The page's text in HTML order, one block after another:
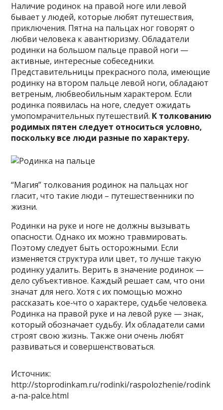
Наличие родинок на правой ноге или левой
бывает у людей, которые любят путешествия,
приключения. Пятна на пальцах ног говорят о
любви человека к авантюризму. Обладатели
родинки на большом пальце правой ноги —
активные, интересные собеседники.
Представительницы прекрасного пола, имеющие
родинку на втором пальце левой ноги, обладают
ветреным, любвеобильным характером. Если
родинка появилась на ноге, следует ожидать
умопомрачительных путешествий. К толкованию
родимых пятен следует относиться условно,
поскольку все люди разные по характеру.
“Магия” толкования родинок на пальцах ног
гласит, что такие люди – путешественники по
жизни.
Родинки на руке и ноге не должны вызывать
опасности. Однако их можно травмировать.
Поэтому следует быть осторожными. Если
изменяется структура или цвет, то лучше такую
родинку удалить. Верить в значение родинок —
дело субъективное. Каждый решает сам, что они
значат для него. Хотя с их помощью можно
рассказать кое-что о характере, судьбе человека.
Родинка на правой руке и на левой руке — знак,
который обозначает судьбу. Их обладатели сами
строят свою жизнь. Также они очень любят
развиваться и совершенствоваться.
Источник:
http://stoprodinkam.ru/rodinki/raspolozhenie/rodink
a-na-palce.html